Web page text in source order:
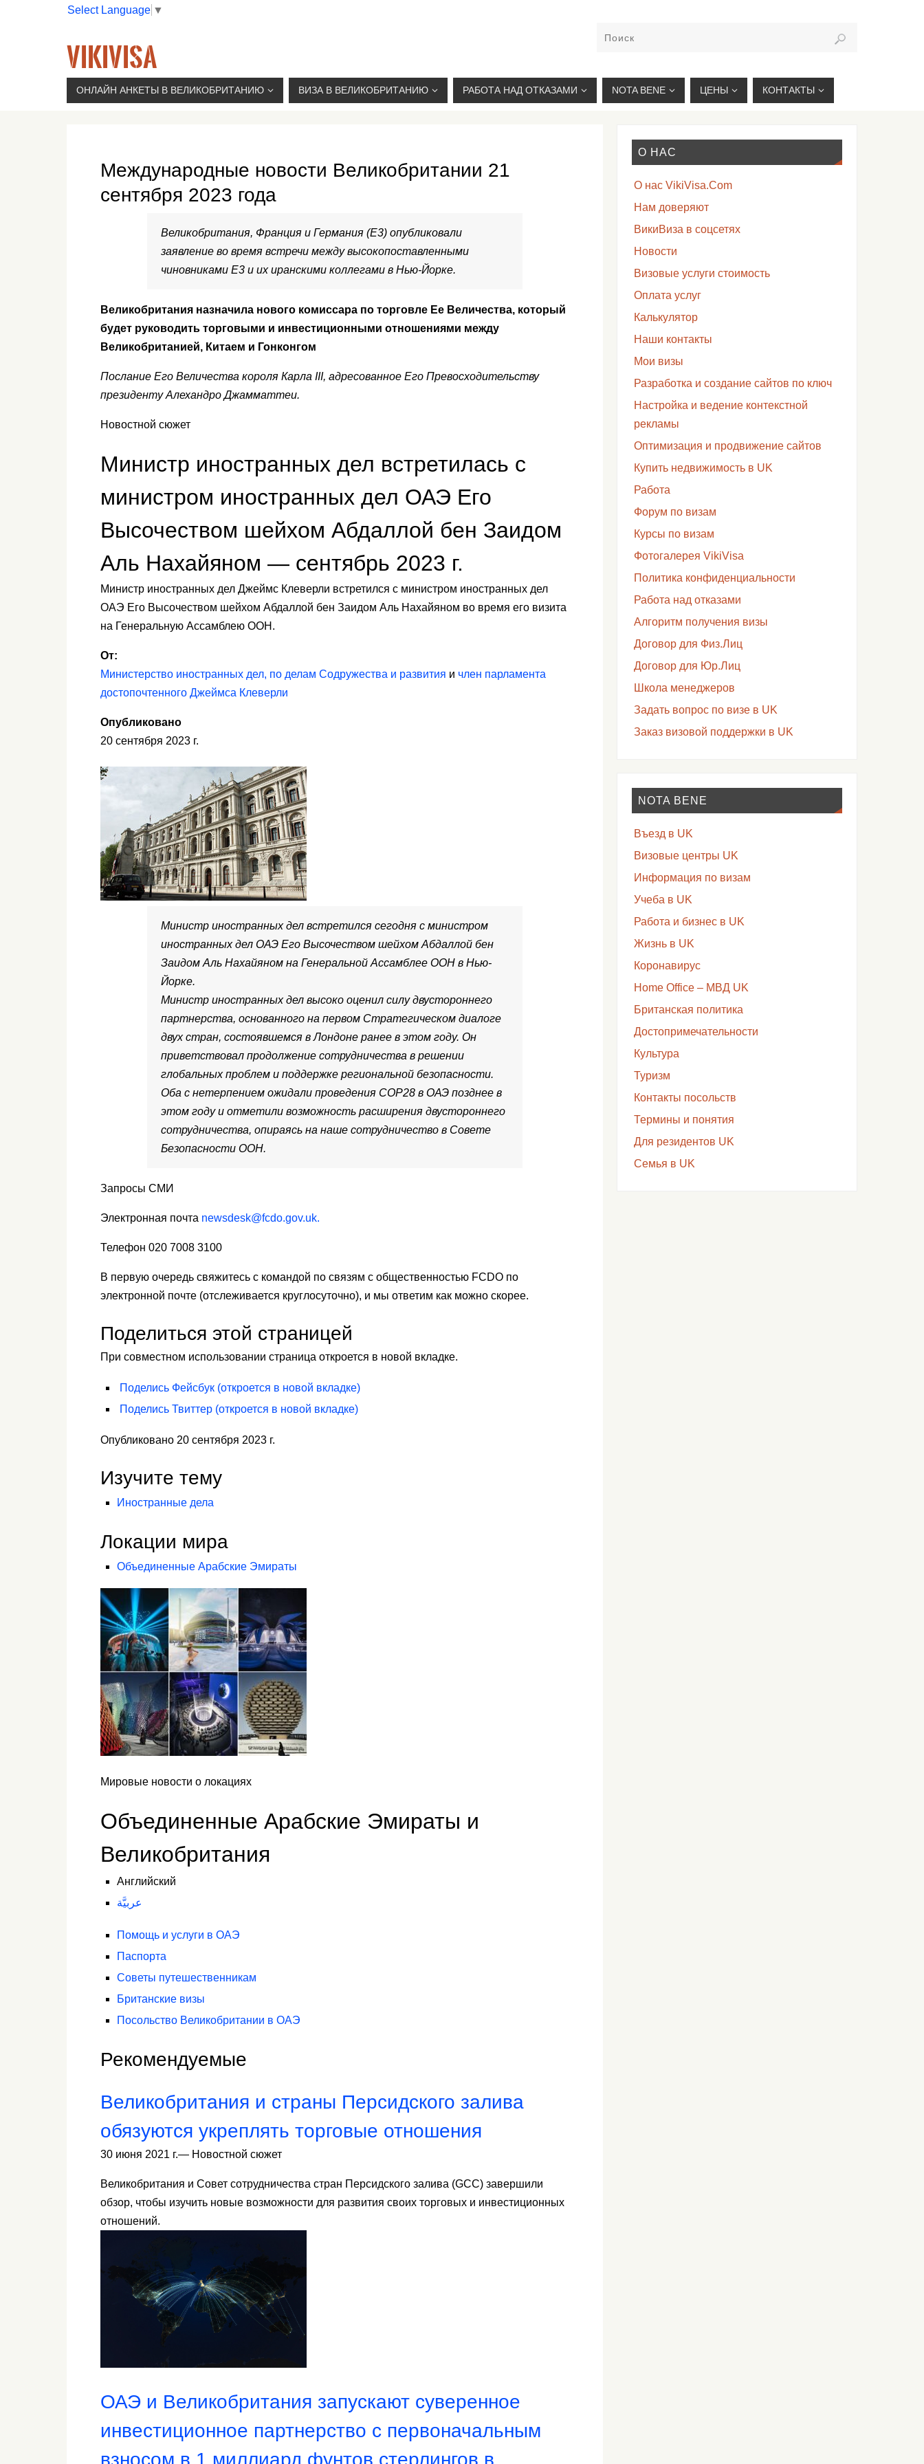
Select Language ▼
VIKIVISA
Г. МОСКВА, 2-Й СЫРОМЯТНИЧЕСКИЙ ПЕР., 11, М. КУРСКАЯ, +7(926)734-03-33, +7(926)274-03-33, VISA@VIKIVISA.RU
ОНЛАЙН АНКЕТЫ В ВЕЛИКОБРИТАНИЮ ВИЗА В ВЕЛИКОБРИТАНИЮ РАБОТА НАД ОТКАЗАМИ NOTA BENE ЦЕНЫ КОНТАКТЫ
Международные новости Великобритании 21
сентября 2023 года
Великобритания, Франция и Германия (E3) опубликовали
заявление во время встречи между высокопоставленными
чиновниками E3 и их иранскими коллегами в Нью-Йорке.
Великобритания назначила нового комиссара по торговле Ее Величества, который
будет руководить торговыми и инвестиционными отношениями между
Великобританией, Китаем и Гонконгом
Послание Его Величества короля Карла III, адресованное Его Превосходительству
президенту Алехандро Джамматтеи.
Новостной сюжет
Министр иностранных дел встретилась с
министром иностранных дел ОАЭ Его
Высочеством шейхом Абдаллой бен Заидом
Аль Нахайяном — сентябрь 2023 г.
Министр иностранных дел Джеймс Клеверли встретился с министром иностранных дел
ОАЭ Его Высочеством шейхом Абдаллой бен Заидом Аль Нахайяном во время его визита
на Генеральную Ассамблею ООН.
От:
Министерство иностранных дел, по делам Содружества и развития и член парламента
достопочтенного Джеймса Клеверли
Опубликовано
20 сентября 2023 г.
Министр иностранных дел встретился сегодня с министром
иностранных дел ОАЭ Его Высочеством шейхом Абдаллой бен
Заидом Аль Нахайяном на Генеральной Ассамблее ООН в Нью-
Йорке.
Министр иностранных дел высоко оценил силу двустороннего
партнерства, основанного на первом Стратегическом диалоге
двух стран, состоявшемся в Лондоне ранее в этом году. Он
приветствовал продолжение сотрудничества в решении
глобальных проблем и поддержке региональной безопасности.
Оба с нетерпением ожидали проведения COP28 в ОАЭ позднее в
этом году и отметили возможность расширения двустороннего
сотрудничества, опираясь на наше сотрудничество в Совете
Безопасности ООН.
Запросы СМИ
Электронная почта newsdesk@fcdo.gov.uk.
Телефон 020 7008 3100
В первую очередь свяжитесь с командой по связям с общественностью FCDO по
электронной почте (отслеживается круглосуточно), и мы ответим как можно скорее.
Поделиться этой страницей
При совместном использовании страница откроется в новой вкладке.
Поделись Фейсбук (откроется в новой вкладке)
Поделись Твиттер (откроется в новой вкладке)
Опубликовано 20 сентября 2023 г.
Изучите тему
Иностранные дела
Локации мира
Объединенные Арабские Эмираты
Мировые новости о локациях
Объединенные Арабские Эмираты и
Великобритания
Английский
عربيَّة
Помощь и услуги в ОАЭ
Паспорта
Советы путешественникам
Британские визы
Посольство Великобритании в ОАЭ
Рекомендуемые
Великобритания и страны Персидского залива
обязуются укреплять торговые отношения
30 июня 2021 г.— Новостной сюжет
Великобритания и Совет сотрудничества стран Персидского залива (GCC) завершили
обзор, чтобы изучить новые возможности для развития своих торговых и инвестиционных
отношений.
ОАЭ и Великобритания запускают суверенное
инвестиционное партнерство с первоначальным
взносом в 1 миллиард фунтов стерлингов в
О НАС
О нас VikiVisa.Com
Нам доверяют
ВикиВиза в соцсетях
Новости
Визовые услуги стоимость
Оплата услуг
Калькулятор
Наши контакты
Мои визы
Разработка и создание сайтов по ключ
Настройка и ведение контекстной
рекламы
Оптимизация и продвижение сайтов
Купить недвижимость в UK
Работа
Форум по визам
Курсы по визам
Фотогалерея VikiVisa
Политика конфиденциальности
Работа над отказами
Алгоритм получения визы
Договор для Физ.Лиц
Договор для Юр.Лиц
Школа менеджеров
Задать вопрос по визе в UK
Заказ визовой поддержки в UK
NOTA BENE
Въезд в UK
Визовые центры UK
Информация по визам
Учеба в UK
Работа и бизнес в UK
Жизнь в UK
Коронавирус
Home Office – МВД UK
Британская политика
Достопримечательности
Культура
Туризм
Контакты посольств
Термины и понятия
Для резидентов UK
Семья в UK